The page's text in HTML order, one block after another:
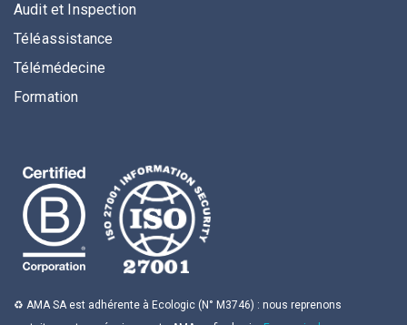
Audit et Inspection
Téléassistance
Télémédecine
Formation
♻️ AMA SA est adhérente à Ecologic (N° M3746) : nous reprenons